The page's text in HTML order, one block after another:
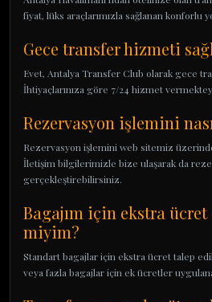
fiyat, lüks araçlarımızla sağlanan konforlu
Gece transfer hizmeti
Evet, Antalya Transfer Club olarak gece
İhtiyaçlarınıza göre 7/24 hizmet
Rezervasyon işlemini
Rezervasyon işlemini web sitemiz
İletişim bilgilerimizle bize ulaşarak da
gerçekleştirebilirsiniz.
Bagajım için ekstra ücret
miyim?
Standart bagajlar için ekstra ücret talep
veya fazla bagajlar için ek ücretler